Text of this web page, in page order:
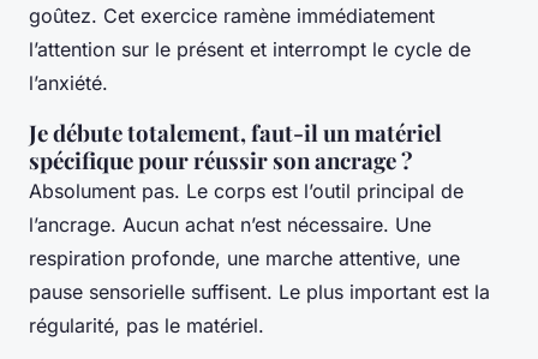
goûtez. Cet exercice ramène immédiatement
l’attention sur le présent et interrompt le cycle de
l’anxiété.
Je débute totalement, faut-il un matériel
spécifique pour réussir son ancrage ?
Absolument pas. Le corps est l’outil principal de
l’ancrage. Aucun achat n’est nécessaire. Une
respiration profonde, une marche attentive, une
pause sensorielle suffisent. Le plus important est la
régularité, pas le matériel.